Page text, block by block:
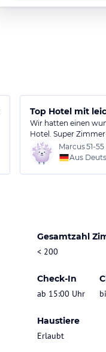
Top Hotel mit
Wir hatten einen
Hotel. Super
Marcus51-55
Aus
Gesamtzahl
< 200
Check-In
ab 15:00 Uhr
Haustiere
Erlaubt